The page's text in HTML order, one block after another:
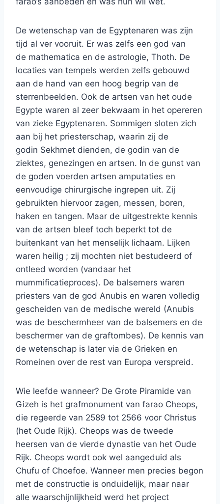
De wetenschap van de Egyptenaren was zijn
tijd al ver vooruit. Er was zelfs een god van
de mathematica en de astrologie, Thoth. De
locaties van tempels werden zelfs gebouwd
aan de hand van een hoog begrip van de
sterrenbeelden. Ook de artsen van het oude
Egypte waren al zeer bekwaam in het opereren
van zieke Egyptenaren. Sommigen sloten zich
aan bij het priesterschap, waarin zij de
godin Sekhmet dienden, de godin van de
ziektes, genezingen en artsen. In de gunst van
de goden voerden artsen amputaties en
eenvoudige chirurgische ingrepen uit. Zij
gebruikten hiervoor zagen, messen, boren,
haken en tangen. Maar de uitgestrekte kennis
van de artsen bleef toch beperkt tot de
buitenkant van het menselijk lichaam. Lijken
waren heilig ; zij mochten niet bestudeerd of
ontleed worden (vandaar het
mummificatieproces). De balsemers waren
priesters van de god Anubis en waren volledig
gescheiden van de medische wereld (Anubis
was de beschermheer van de balsemers en de
beschermer van de graftombes). De kennis van
de wetenschap is later via de Grieken en
Romeinen over de rest van Europa verspreid.
Wie leefde wanneer? De Grote Piramide van
Gizeh is het grafmonument van farao Cheops,
die regeerde van 2589 tot 2566 voor Christus
(het Oude Rijk). Cheops was de tweede
heersen van de vierde dynastie van het Oude
Rijk. Cheops wordt ook wel aangeduid als
Chufu of Choefoe. Wanneer men precies begon
met de constructie is onduidelijk, maar naar
alle waarschijnlijkheid werd het project